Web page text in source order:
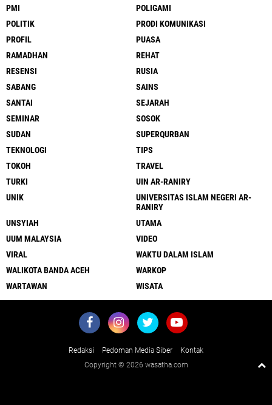
PMI
POLIGAMI
POLITIK
PRODI KOMUNIKASI
PROFIL
PUASA
RAMADHAN
REHAT
RESENSI
RUSIA
SABANG
SAINS
SANTAI
SEJARAH
SEMINAR
SOSOK
SUDAN
SUPERQURBAN
TEKNOLOGI
TIPS
TOKOH
TRAVEL
TURKI
UIN AR-RANIRY
UNIK
UNIVERSITAS ISLAM NEGERI AR-
RANIRY
UNSYIAH
UTAMA
UUM MALAYSIA
VIDEO
VIRAL
WAKTU DALAM ISLAM
WALIKOTA BANDA ACEH
WARKOP
WARTAWAN
WISATA
Redaksi Pedoman Media Siber
Kontak
Copyright © 2026 wasatha.com